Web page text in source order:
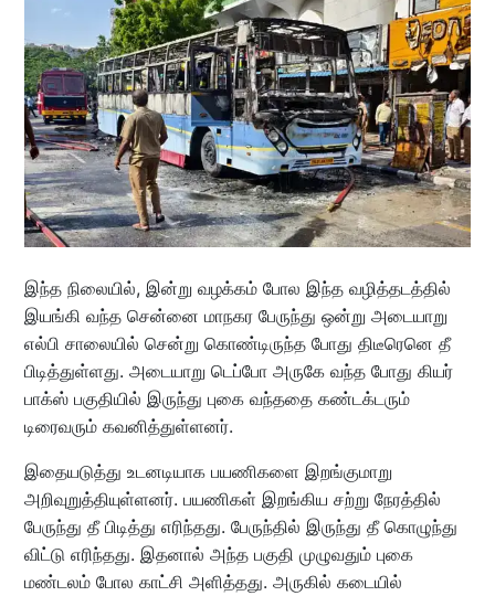
இந்த நிலையில், இன்று வழக்கம் போல இந்த வழித்தடத்தில்
இயங்கி வந்த சென்னை மாநகர பேருந்து ஒன்று அடையாறு
எல்பி சாலையில் சென்று கொண்டிருந்த போது திடீரெனெ தீ
பிடித்துள்ளது. அடையாறு டெப்போ அருகே வந்த போது கியர்
பாக்ஸ் பகுதியில் இருந்து புகை வந்ததை கண்டக்டரும்
டிரைவரும் கவனித்துள்ளனர்.
இதையடுத்து உடனடியாக பயணிகளை இறங்குமாறு
அறிவுறுத்தியுள்ளனர். பயணிகள் இறங்கிய சற்று நேரத்தில்
பேருந்து தீ பிடித்து எரிந்தது. பேருந்தில் இருந்து தீ கொழுந்து
விட்டு எரிந்தது. இதனால் அந்த பகுதி முழுவதும் புகை
மண்டலம் போல காட்சி அளித்தது. அருகில் கடையில்